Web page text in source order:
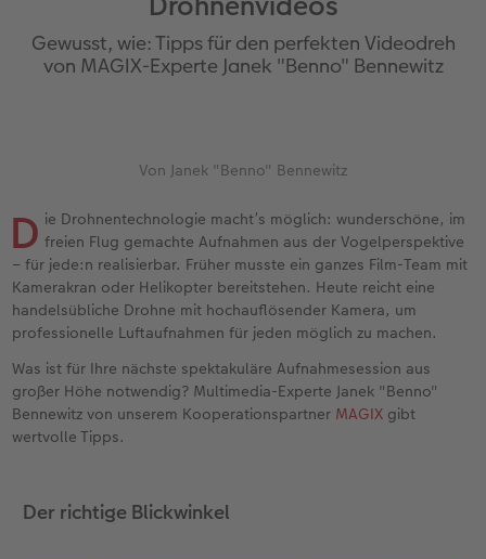
Erinnerungstasche
Personalisierter Schuber
Inspiration
Jahrbuch
Reisefotobuch
Kundenbeispiele
Webinare & VHS
Fotobuch für Anfänger
Fotocollage
hexxas
Alu Dibond
Gallery Print
Hartschaum
Mehrteiler
Bestellwege
Ideen zur Wandgestaltung
Fotosets
Fotosticker
Premium Poster
Rahmen
Fotogrößen & Formate
Bestellwege
Last Minute Fotos
CEWE myPhotos
Sofortfotos
Sofortsticker
Sofortfotos mit Text
Sofortfotos mit Design
Sofortfotostreifen
Sofortfotogrußkarten
Sofortfotosets
Sofortfotocollagen
Fototassen
Emaille Becher
Dekoration
Schule & Büro
Textilien
Art Prints
Faber-Castell
Foto-Geschenkbox
Babykarten
Geburtskarten
Postkarten
Fotokarten
Digitale Grußkarte
Bestellwege
Papierqualitäten
Weitere Anlässe
Silikonhüllen
Handykette
Lederhüllen
Holzhüllen
Bio-based Case
Mit Design
Bestellwege
Inspiration
Wandkalender Fineline
Kundenbeispiele
Bestellwege
Designvorlagen
Kalender mit fertigem Design
Gestaltungsideen
CEWE myPhotos
Neuheiten
für Männer
für Frauen
für Kinder
für Großeltern
für Tierfreunde
Einfach & schnell gestaltet
Besondere Geschenkideen
CEWE myPhotos
Baby
Erste Schritte
Gestaltungsideen
Fotobuch für Anfänger
Softwaretipps
Videotutorials
Anleitungen & Hilfe
Fototipps
Neue Funktionen
Erste Schritte
Videotutorials
Gewusst, wie: Tipps für den perfekten Videodreh
von MAGIX-Experte Janek "Benno" Bennewitz
Von Janek "Benno" Bennewitz
D ie Drohnentechnologie macht’s möglich: wunderschöne, im
freien Flug gemachte Aufnahmen aus der Vogelperspektive
– für jede:n realisierbar. Früher musste ein ganzes Film-Team mit
Kamerakran oder Helikopter bereitstehen. Heute reicht eine
handelsübliche Drohne mit hochauflösender Kamera, um
professionelle Luftaufnahmen für jeden möglich zu machen.
Was ist für Ihre nächste spektakuläre Aufnahmesession aus
großer Höhe notwendig? Multimedia-Experte Janek "Benno"
Bennewitz von unserem Kooperationspartner MAGIX gibt
wertvolle Tipps.
Der richtige Blickwinkel